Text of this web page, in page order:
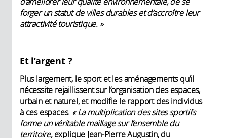
forger un statut de villes durables et d’accroître leur
attractivité touristique. »
Et l’argent ?
Plus largement, le sport et les aménagements qu’il
nécessite rejaillissent sur l’organisation des espaces,
urbain et naturel, et modifie le rapport des individus
à ces espaces. « La multiplication des sites sportifs
forme un véritable maillage sur l’ensemble du
territoire,explique Jean-Pierre Augustin, du